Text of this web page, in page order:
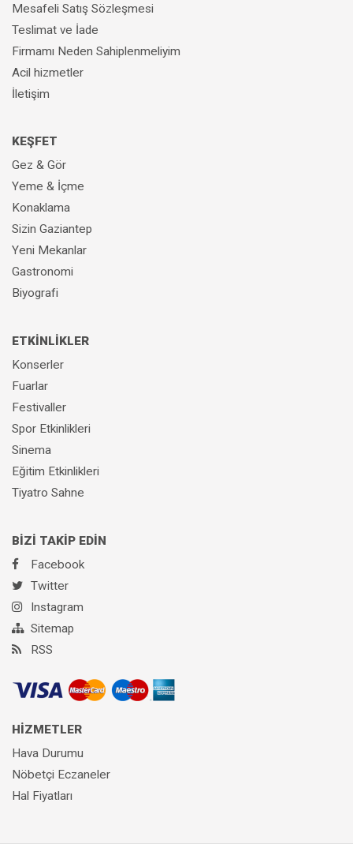
Mesafeli Satış Sözleşmesi
Teslimat ve İade
Firmamı Neden Sahiplenmeliyim
Acil hizmetler
İletişim
KEŞFET
Gez & Gör
Yeme & İçme
Konaklama
Sizin Gaziantep
Yeni Mekanlar
Gastronomi
Biyografi
ETKİNLİKLER
Konserler
Fuarlar
Festivaller
Spor Etkinlikleri
Sinema
Eğitim Etkinlikleri
Tiyatro Sahne
BİZİ TAKİP EDİN
Facebook
Twitter
Instagram
Sitemap
RSS
HİZMETLER
Hava Durumu
Nöbetçi Eczaneler
Hal Fiyatları